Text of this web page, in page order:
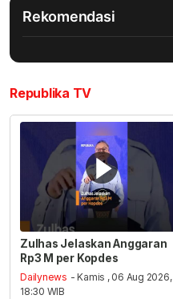
Rekomendasi
Republika TV
Zulhas Jelaskan Anggaran
Rp3 M per Kopdes
Dailynews - Kamis , 06 Aug 2026,
18:30 WIB